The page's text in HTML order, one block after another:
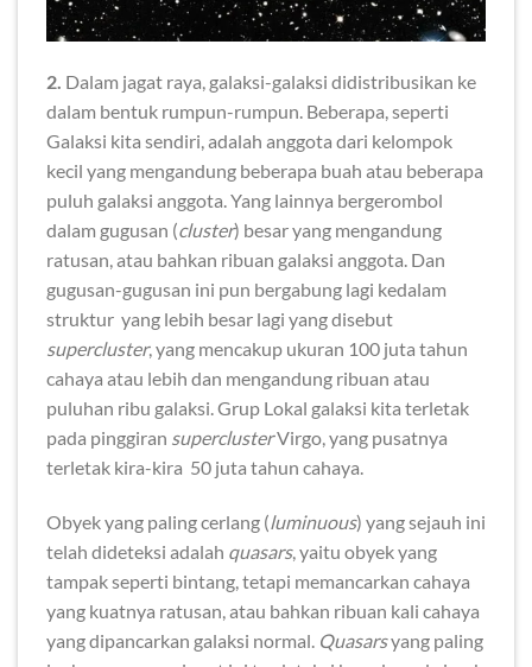
2. Dalam jagat raya, galaksi-galaksi didistribusikan ke
dalam bentuk rumpun-rumpun. Beberapa, seperti
Galaksi kita sendiri, adalah anggota dari kelompok
kecil yang mengandung beberapa buah atau beberapa
puluh galaksi anggota. Yang lainnya bergerombol
dalam gugusan (cluster) besar yang mengandung
ratusan, atau bahkan ribuan galaksi anggota. Dan
gugusan-gugusan ini pun bergabung lagi kedalam
struktur yang lebih besar lagi yang disebut
supercluster, yang mencakup ukuran 100 juta tahun
cahaya atau lebih dan mengandung ribuan atau
puluhan ribu galaksi. Grup Lokal galaksi kita terletak
pada pinggiran superclusterVirgo, yang pusatnya
terletak kira-kira 50 juta tahun cahaya.
Obyek yang paling cerlang (luminuous) yang sejauh ini
telah dideteksi adalah quasars, yaitu obyek yang
tampak seperti bintang, tetapi memancarkan cahaya
yang kuatnya ratusan, atau bahkan ribuan kali cahaya
yang dipancarkan galaksi normal. Quasarsyang paling